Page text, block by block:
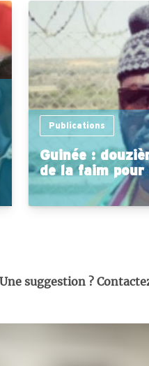
Publications
Guinée :
de la faim pour
suggestion ?